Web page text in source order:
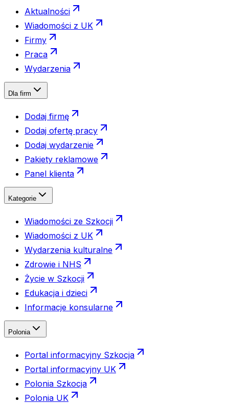
Aktualności
Wiadomości z UK
Firmy
Praca
Wydarzenia
Dla firm
Dodaj firmę
Dodaj ofertę pracy
Dodaj wydarzenie
Pakiety reklamowe
Panel klienta
Kategorie
Wiadomości ze Szkocji
Wiadomości z UK
Wydarzenia kulturalne
Zdrowie i NHS
Życie w Szkocji
Edukacja i dzieci
Informacje konsularne
Polonia
Portal informacyjny Szkocja
Portal informacyjny UK
Polonia Szkocja
Polonia UK